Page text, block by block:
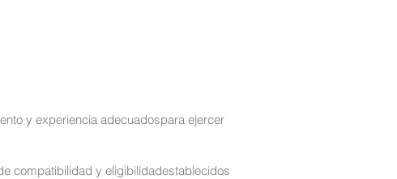
y experiencia adecuadospara ejercer
compatibilidad y eligibilidadestablecidos